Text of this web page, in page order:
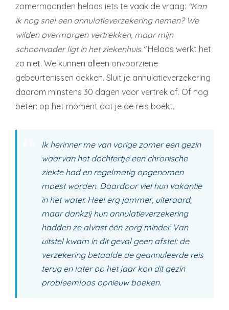
zomermaanden helaas iets te vaak de vraag: "Kan
ik nog snel een annulatieverzekering nemen? We
wilden overmorgen vertrekken, maar mijn
schoonvader ligt in het ziekenhuis."Helaas werkt het
zo niet. We kunnen alleen onvoorziene
gebeurtenissen dekken. Sluit je annulatieverzekering
daarom minstens 30 dagen voor vertrek af. Of nog
beter: op het moment dat je de reis boekt.
Ik herinner me van vorige zomer een gezin
waarvan het dochtertje een chronische
ziekte had en regelmatig opgenomen
moest worden. Daardoor viel hun vakantie
in het water. Heel erg jammer, uiteraard,
maar dankzij hun annulatieverzekering
hadden ze alvast één zorg minder. Van
uitstel kwam in dit geval geen afstel: de
verzekering betaalde de geannuleerde reis
terug en later op het jaar kon dit gezin
probleemloos opnieuw boeken.